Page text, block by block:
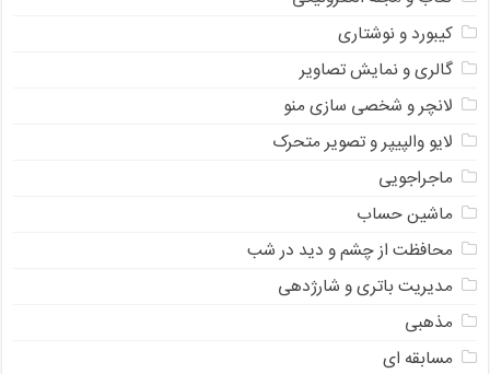
کیبورد و نوشتاری
گالری و نمایش تصاویر
لانچر و شخصی سازی منو
لایو والپیپر و تصویر متحرک
ماجراجویی
ماشین حساب
محافظت از چشم و دید در شب
مدیریت باتری و شارژدهی
مذهبی
مسابقه ای